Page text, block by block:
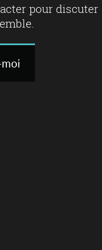
pour discuter